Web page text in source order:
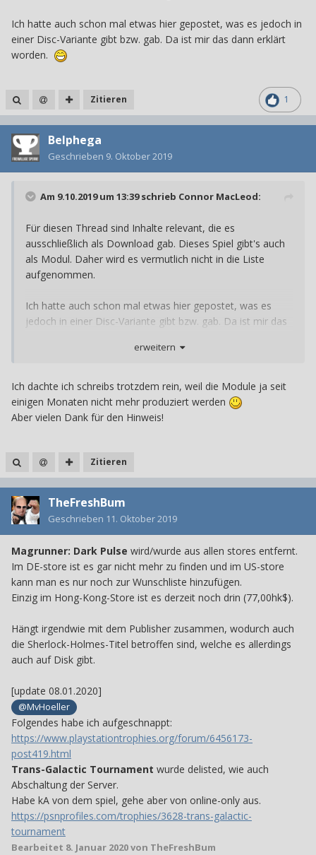
Ich hatte auch schon mal etwas hier gepostet, was es jedoch in
einer Disc-Variante gibt bzw. gab. Da ist mir das dann erklärt
worden.
1
Zitieren
Belphega
Geschrieben 9. Oktober 2019
Am 9.10.2019 um 13:39 schrieb Connor MacLeod:
Für diesen Thread sind Inhalte relevant, die es
ausschließlich als Download gab. Dieses Spiel gibt's auch
als Modul. Daher wird es vermutlich nicht in die Liste
aufgenommen.
Ich hatte auch schon mal etwas hier gepostet, was es
jedoch in einer Disc-Variante gibt bzw. gab. Da ist mir das
erweitern
Ich dachte ich schreibs trotzdem rein, weil die Module ja seit
einigen Monaten nicht mehr produziert werden
Aber vielen Dank für den Hinweis!
Zitieren
TheFreshBum
Geschrieben 11. Oktober 2019
Magrunner: Dark Pulse wird/wurde aus allen stores entfernt.
Im DE-store ist es gar nicht mehr zu finden und im US-store
kann man es nur noch zur Wunschliste hinzufügen.
Einzig im Hong-Kong-Store ist es derzeit noch drin (77,00hk$).
Hängt irgendwie mit dem Publisher zusammen, wodurch auch
die Sherlock-Holmes-Titel betroffen sind, welche es allerdings
auch auf Disk gibt.
[update 08.01.2020]
@MvHoeller
Folgendes habe ich aufgeschnappt:
https://www.playstationtrophies.org/forum/6456173-
post419.html
Trans-Galactic Tournament wurde delisted, wie auch
Abschaltung der Server.
Habe kA von dem spiel, gehe aber von online-only aus.
https://psnprofiles.com/trophies/3628-trans-galactic-
tournament
Bearbeitet 8. Januar 2020von TheFreshBum